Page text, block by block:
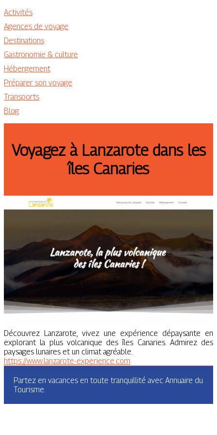
Activités
Agences de voyage
Destinations
Gastronomie & culture
Hébergement
Préparer son voyage
Transports
Blog
Voyagez à Lanzarote dans les
îles Canaries
Découvrez Lanzarote, vivez une expérience dépaysante en
explorant la plus volcanique des îles Canaries. Admirez des
paysages lunaires et un climat agréable.
https://www.lanzarote-experience.com
Partez en vacances en toute tranquillité avec Annuaire du
Tourisme.